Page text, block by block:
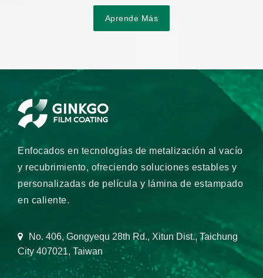
Aprende Más
Enfocados en tecnologías de metalización al vacío
y recubrimiento, ofreciendo soluciones estables y
personalizadas de película y lámina de estampado
en caliente.
No. 406, Gongyequ 28th Rd., Xitun Dist., Taichung
City 407021, Taiwan